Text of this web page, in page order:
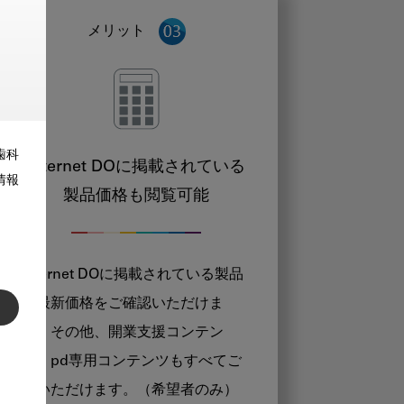
科
報
メリット
Internet DOに掲載されている
製品価格も閲覧可能
Internet DOに掲載されている製品
の最新価格をご確認いただけま
す。その他、開業支援コンテン
ツ、pd専用コンテンツもすべてご
覧いただけます。（希望者のみ）